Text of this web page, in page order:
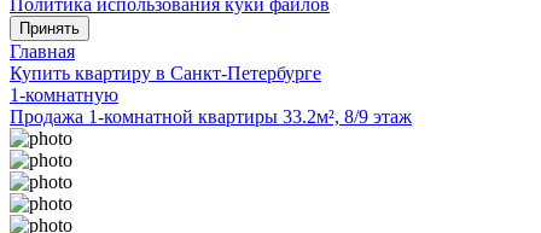
Политика использования куки файлов
Принять
Главная
Купить квартиру в Санкт-Петербурге
1-комнатную
Продажа 1-комнатной квартиры 33.2м², 8/9 этаж